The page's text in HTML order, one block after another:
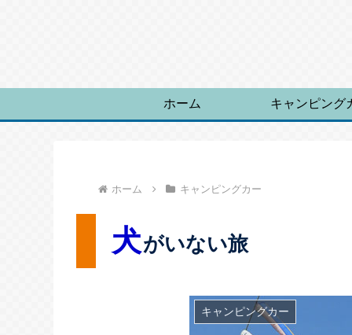
ホーム キャンピング
ホーム キャンピングカー
犬がいない旅
キャンピングカー